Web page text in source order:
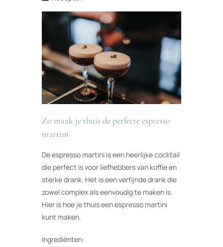
Zo maak je thuis de perfecte espresso
martini
De espresso martini is een heerlijke cocktail
die perfect is voor liefhebbers van koffie en
sterke drank. Het is een verfijnde drank die
zowel complex als eenvoudig te maken is.
Hier is hoe je thuis een espresso martini
kunt maken.
Ingrediënten: